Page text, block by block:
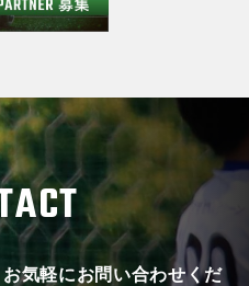
気軽にお問い合わせくだ